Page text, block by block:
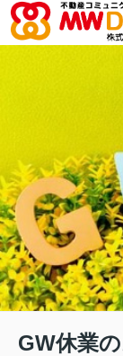
GW休業